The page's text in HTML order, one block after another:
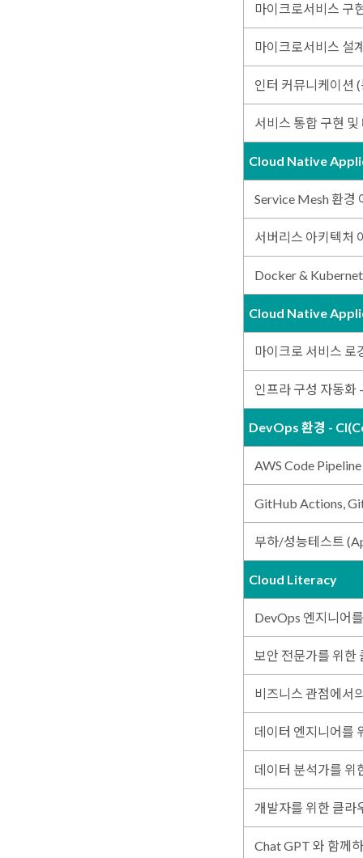
마이크로서비스 구
마이크로서비스 설
인터 커뮤니케이션
서비스 통합 구현 및
Cloud Native
Service Mesh 환경
서버리스 아키텍처
Docker &
Cloud Native
마이크로 서비스 로
인프라 구성 자동화
DevOps 환경 -
AWS Code
GitHub Actions,
부하/성능테스트
Cloud Literacy
DevOps 엔지니어
보안 전문가를 위한
비즈니스 관점에서
데이터 엔지니어를
데이터 분석가를 위
개발자를 위한 클라
Chat GPT 와 함께